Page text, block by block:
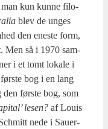
man kun kun­ne filo­
blev de unges
den ene­ste form,
Men så i 1970 sam­
i et tomt loka­le i
bog i en lang
før­ste bog, som
lesen? af Lou­is
nede i Sau­er­